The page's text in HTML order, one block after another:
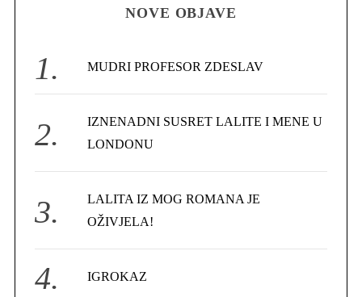
o
NOVE OBJAVE
MUDRI PROFESOR ZDESLAV
IZNENADNI SUSRET LALITE I MENE U
LONDONU
LALITA IZ MOG ROMANA JE
OŽIVJELA!
IGROKAZ